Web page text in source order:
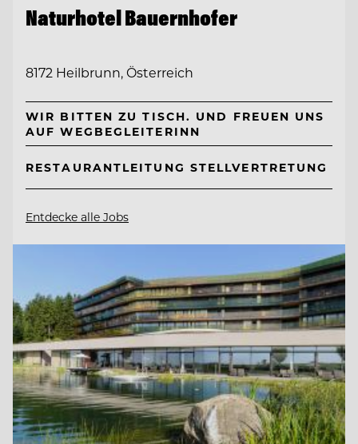
Naturhotel Bauernhofer
8172 Heilbrunn, Österreich
WIR BITTEN ZU TISCH. UND FREUEN UNS
AUF WEGBEGLEITERINN
RESTAURANTLEITUNG STELLVERTRETUNG
Entdecke alle Jobs